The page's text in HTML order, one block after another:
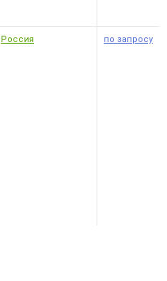
Россия по запросу